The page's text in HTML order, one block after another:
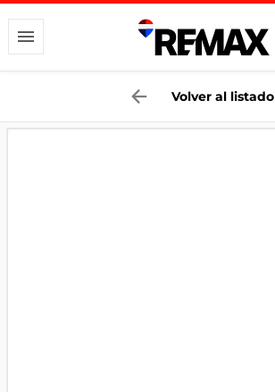
Volver al listado